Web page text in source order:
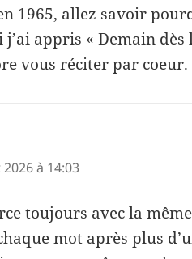
1965, allez savoir
j’ai appris « Demain dès
vous réciter par coeur.
à 14:03
toujours avec la
mot après plus